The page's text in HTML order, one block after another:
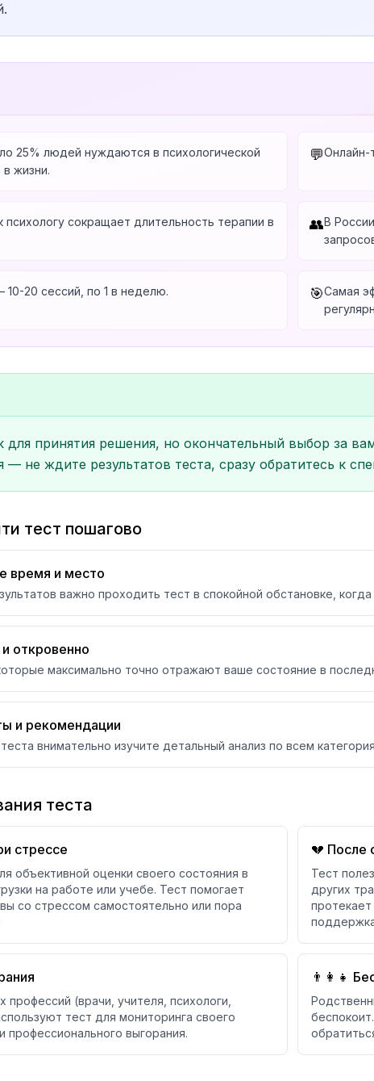
25% людей нуждаются в психологической
жизни.
💬Онлайн-
сокращает длительность терапии в
👥В
20 сессий, по 1 в неделю. 🎯Самая
принятия решения, но окончательный выбор за
— не ждите результатов теста, сразу обратитесь к
тест пошагово
время и место
важно проходить тест в спокойной обстановке,
откровенно
максимально точно отражают ваше состояние в
и рекомендации
внимательно изучите детальный анализ по всем
теста
стрессе
объективной оценки своего состояния в
на работе или учебе. Тест помогает
со стрессом самостоятельно или пора
💔 После
Тест
других
(врачи, учителя, психологи,
тест для мониторинга своего
профессионального выгорания.
👨‍👩‍👧